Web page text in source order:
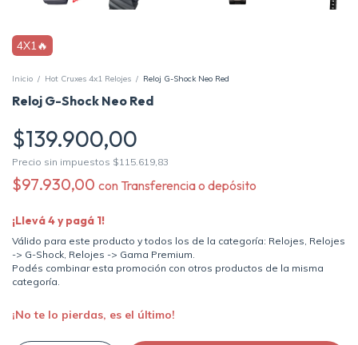
4X1🔥
Inicio / Hot Cruxes 4x1 Relojes / Reloj G-Shock Neo Red
Reloj G-Shock Neo Red
$139.900,00
Precio sin impuestos $115.619,83
$97.930,00 con Transferencia o depósito
¡Llevá 4 y pagá 1!
Válido para este producto y todos los de la categoría: Relojes, Relojes
-> G-Shock, Relojes -> Gama Premium.
Podés combinar esta promoción con otros productos de la misma
categoría.
¡No te lo pierdas, es el último!